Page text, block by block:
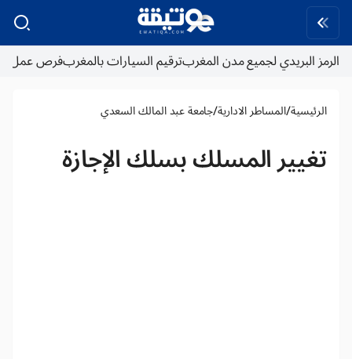
الرمز البريدي لجميع مدن المغربترقيم السيارات بالمغربفرص عمل
الرئيسية/المساطر الادارية/جامعة عبد المالك السعدي
تغيير المسلك بسلك الإجازة